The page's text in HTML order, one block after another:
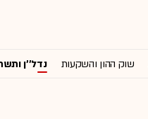
שוק ההון והשקעות נדל''ן